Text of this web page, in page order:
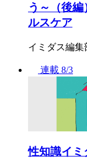
う～（後
ルスケア
イミダス編集
連載 8/3
性知識イミ